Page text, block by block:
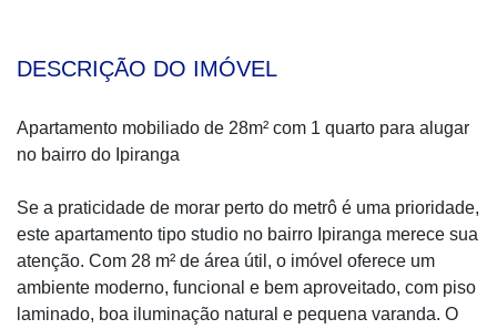
DESCRIÇÃO DO IMÓVEL
Apartamento mobiliado de 28m² com 1 quarto para alugar
no bairro do Ipiranga
Se a praticidade de morar perto do metrô é uma prioridade,
este apartamento tipo studio no bairro Ipiranga merece sua
atenção. Com 28 m² de área útil, o imóvel oferece um
ambiente moderno, funcional e bem aproveitado, com piso
laminado, boa iluminação natural e pequena varanda. O